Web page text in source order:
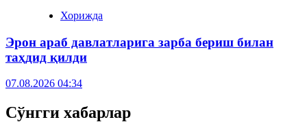
Хорижда
Эрон араб давлатларига зарба бериш билан
таҳдид қилди
07.08.2026 04:34
Сўнгги хабарлар